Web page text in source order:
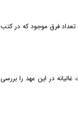
تعداد فرق موجود که در کتب
در این عهد را بررسی